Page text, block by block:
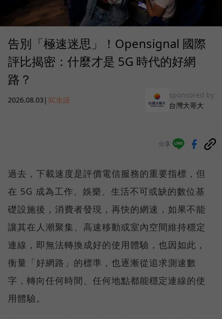
告別「極速迷思」！Opensignal 國際
評比揭密：什麼才是 5G 時代的好網
路？
2026.08.03 | 3C生活
sponsored by
台灣大哥大
分享
過去，下載速度是評價電信服務的重要指標，但
在 5G 成為工作、娛樂、生活不可或缺的數位基
礎設施後，消費者發現，再快的網速，如果不能
讓其在人潮聚集、高速移動或室內空間維持穩定
連線，即無法轉換成好的使用體驗，也因如此，
衡量「好網路」的標準，也逐漸從追求測速數
字，轉向任何時間、任何地點都能穩定連線的使
用體驗。